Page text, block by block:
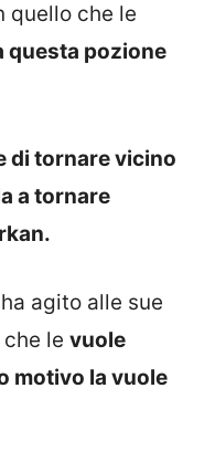
quello che le
questa pozione
di tornare vicino
a tornare
agito alle sue
le vuole
motivo la vuole